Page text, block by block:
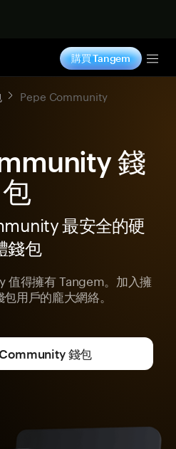
購買 Tangem
Pepe Community
錢
包
最安全的硬
錢包
得擁有 Tangem。加入擁
用戶的龐大網絡。
錢包